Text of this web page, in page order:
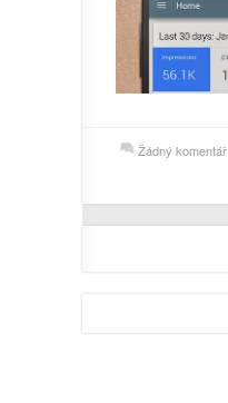
Žádný komentář